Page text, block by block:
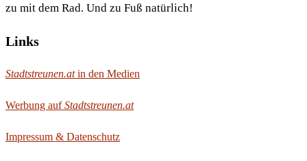
zu mit dem Rad. Und zu Fuß natürlich!
Links
Stadtstreunen.atin den Medien
Werbung aufStadtstreunen.at
Impressum & Datenschutz